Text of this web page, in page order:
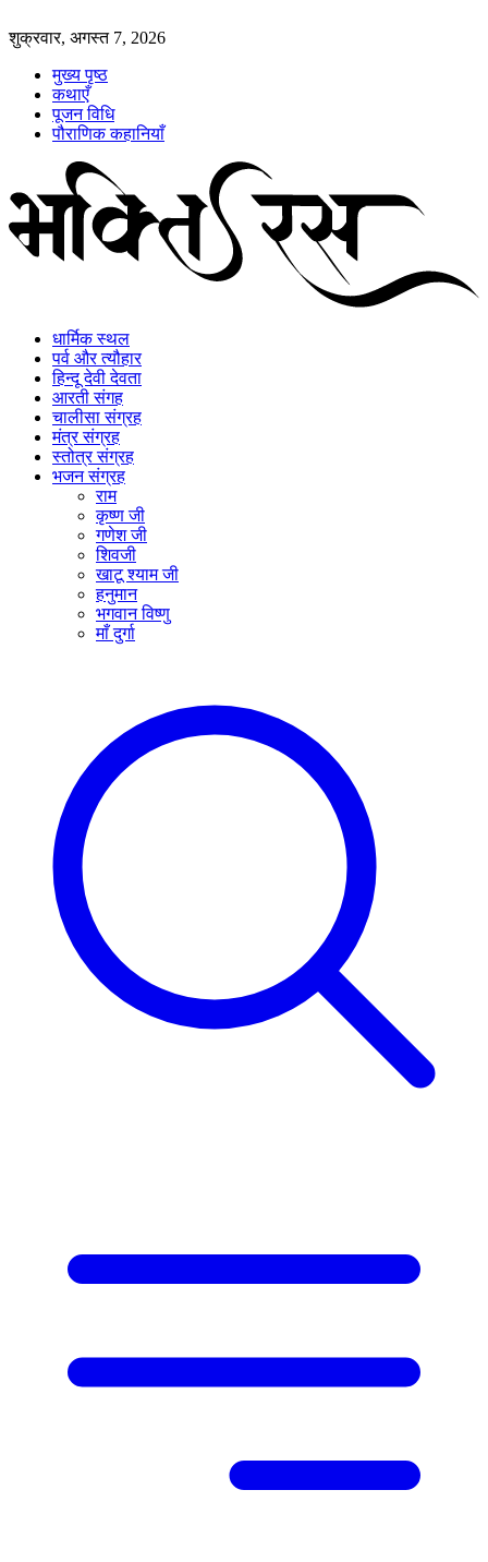
शुक्रवार, अगस्त 7, 2026
मुख्य पृष्ठ
कथाएँ
पूजन विधि
पौराणिक कहानियाँ
धार्मिक स्थल
पर्व और त्यौहार
हिन्दू देवी देवता
आरती संगह
चालीसा संग्रह
मंत्र संग्रह
स्तोत्र संग्रह
भजन संग्रह
राम
कृष्ण जी
गणेश जी
शिवजी
खाटू श्याम जी
हनुमान
भगवान विष्णु
माँ दुर्गा